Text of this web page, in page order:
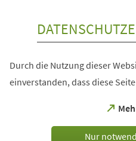
Durch die Nutzung dieser
einverstanden, dass diese
(Öffnet
einem
Nur